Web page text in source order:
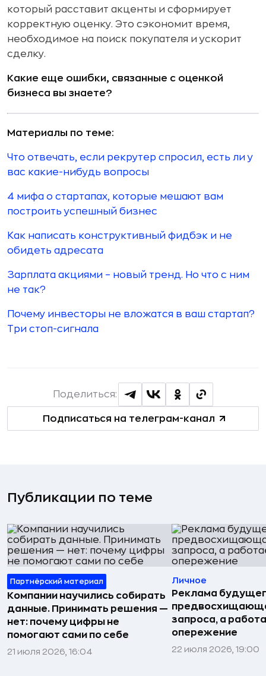
который расставит акценты и сформирует
корректную оценку. Это сэкономит время,
необходимое на поиск покупателя и ускорит
сделку.
Какие еще ошибки, связанные с оценкой
бизнеса вы знаете?
Материалы по теме:
Что отвечать, если рекрутер спросил, есть ли у
вас какие-нибудь вопросы
4 мифа о стартапах, которые мешают вам
построить успешный бизнес
Как написать конструктивный фидбэк и не
обидеть адресата
Зарплата акциями – новый тренд. Но что с ним
не так?
Почему инвесторы не вложатся в ваш стартап?
Три стоп-сигнала
Подписаться на телеграм-канал
Поделиться:
Публикации по теме
Партнёрский материал
Компании научились собирать
данные. Принимать решения —
нет: почему цифры не
помогают сами по себе
21 июля 2026, 16:04
Личное
Реклама
запроса, а
опережение
22 июля 2026, 19:00